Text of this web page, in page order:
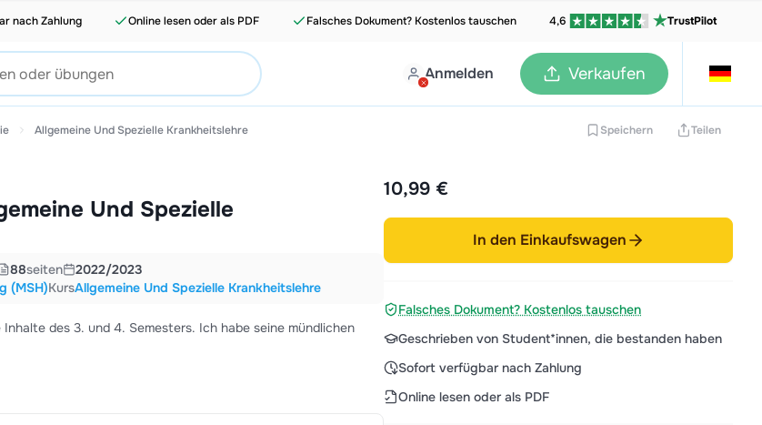
nach Zahlung Online lesen oder als PDF Falsches Dokument? Kostenlos tauschen 4,6 TrustPilot
Anmelden Verkaufen
Allgemeine Und Spezielle Krankheitslehre Speichern Teilen
Und Spezielle
88seiten
2022/2023
(MSH)KursAllgemeine Und Spezielle Krankheitslehre
des 3. und 4. Semesters. Ich habe seine mündlichen
10,99 €
In den Einkaufswagen
Falsches Dokument? Kostenlos tauschen
Geschrieben von Student*innen, die bestanden haben
Sofort verfügbar nach Zahlung
Online lesen oder als PDF